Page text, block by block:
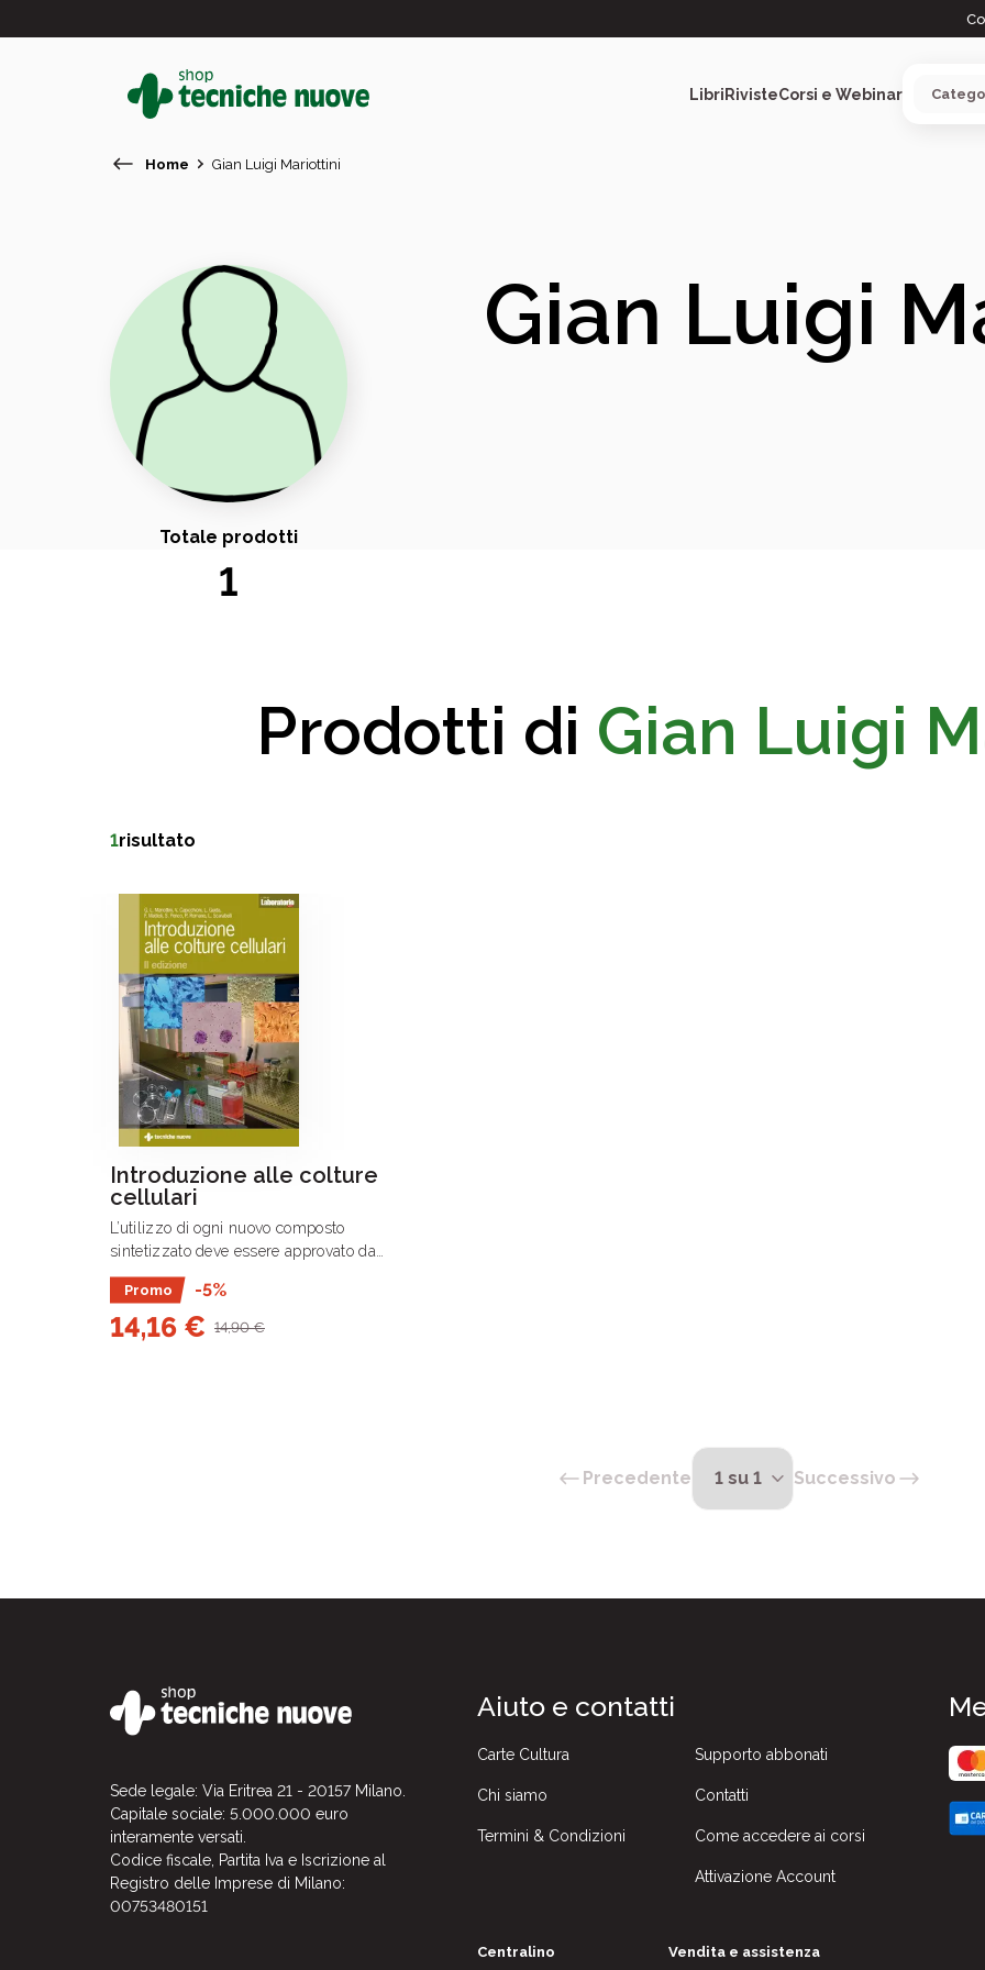
LibriRivisteCorsi e Webinar
In primo piano
Home Gian Luigi Mariottini
Totale prodotti
1
Gian Luigi
Prodotti di Gian Luigi
1risultato
Introduzione alle colture
cellulari
L’utilizzo di ogni nuovo composto
sintetizzato deve essere approvato da
parte di organi competenti in seguito
all’effettuazione di accurati studi di
tossicità, ed è .
Promo -5%
14,16 € 14,90 €
Precedente Successivo
Sede legale: Via Eritrea 21 - 20157 Milano.
Capitale sociale: 5.000.000 euro
interamente versati.
Codice fiscale, Partita Iva e Iscrizione al
Registro delle Imprese di Milano:
00753480151
Aiuto e contatti
Carte Cultura
Chi siamo
Termini & Condizioni
Supporto abbonati
Contatti
Come accedere ai corsi
Attivazione Account
Centralino Vendita e assistenza